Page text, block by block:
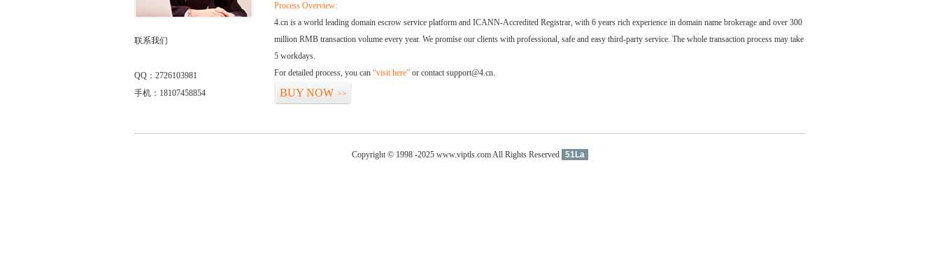
联系我们
QQ：2726103981
手机：18107458854
Process Overview:
4.cn is a world leading domain escrow service platform and ICANN-Accredited Registrar, with 6 years rich experience in domain name brokerage and over 300
million RMB transaction volume every year. We promise our clients with professional, safe and easy third-party service. The whole transaction process may take
5 workdays.
For detailed process, you can “visit here” or contact support@4.cn.
BUY NOW >>
Copyright © 1998 -2025 www.viptls.com All Rights Reserved 51La